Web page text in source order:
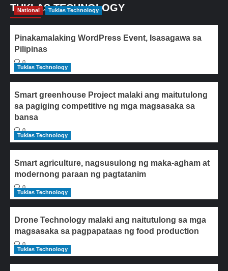
TUKLAS TECHNOLOGY
National Tuklas Technology
Pinakamalaking WordPress Event, Isasagawa sa
Pilipinas
0
Tuklas Technology
Smart greenhouse Project malaki ang maitutulong
sa pagiging competitive ng mga magsasaka sa
bansa
0
Tuklas Technology
Smart agriculture, nagsusulong ng maka-agham at
modernong paraan ng pagtatanim
0
Tuklas Technology
Drone Technology malaki ang naitutulong sa mga
magsasaka sa pagpapataas ng food production
0
Tuklas Technology